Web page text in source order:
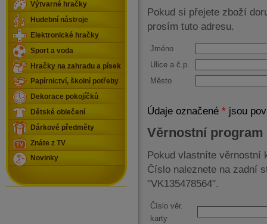
Pokud si přejete zboží
prosím tuto adresu.
Jméno
Ulice a č.p.
Město
Údaje označené * jsou
Věrnostní program
Pokud vlastníte věrnostní
Číslo naleznete na zadní
"VK135478564".
Číslo věr.
karty
Výtvarné hračky
Hudební nástroje
Elektronické hračky
Sport a voda
Hračky na zahradu a písek
Papírnictví, školní potřeby
Dekorace pokojíčků
Dětské oblečení
Dárkové předměty
Znáte z TV
Novinky